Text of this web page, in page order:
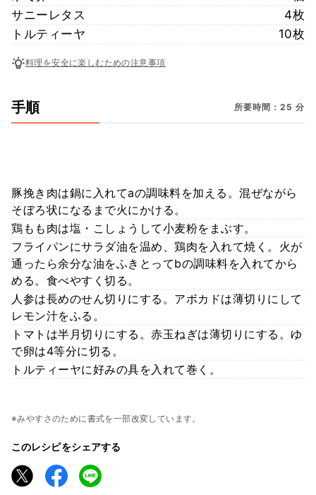
サニーレタス
4枚
トルティーヤ
10枚
料理を安全に楽しむための注意事項
手順 所要時間：25 分
豚挽き肉は鍋に入れてaの調味料を加える。混ぜながら
そぼろ状になるまで火にかける。
鶏もも肉は塩・こしょうして小麦粉をまぶす。
フライパンにサラダ油を温め、鶏肉を入れて焼く。火が
通ったら余分な油をふきとってbの調味料を入れてから
める。食べやすく切る。
人参は長めのせん切りにする。アボカドは薄切りにして
レモン汁をふる。
トマトは半月切りにする。赤玉ねぎは薄切りにする。ゆ
で卵は4等分に切る。
トルティーヤに好みの具を入れて巻く。
※みやすさのために書式を一部改変しています。
このレシピをシェアする